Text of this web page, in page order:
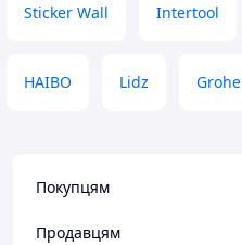
Sticker Wall Intertool
HAIBO Lidz Grohe
Покупцям
Продавцям